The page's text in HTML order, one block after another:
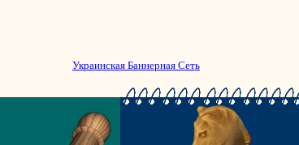
Украинская Баннерная Сеть